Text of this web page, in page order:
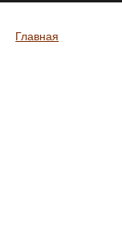
Вы здесь
Главная